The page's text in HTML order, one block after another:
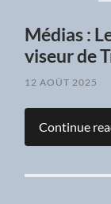
Médias :
viseur de
12 AOÛT 2025
Continue